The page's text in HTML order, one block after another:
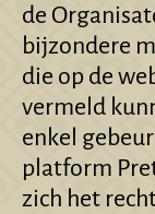
de
bijzondere
die op de
vermeld
enkel
platform
zich het